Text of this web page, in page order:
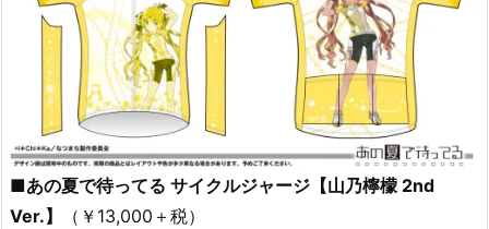
■あの夏で待ってる サイクルジャージ【山乃檸檬 2nd
Ver.】
（￥13,000＋税）